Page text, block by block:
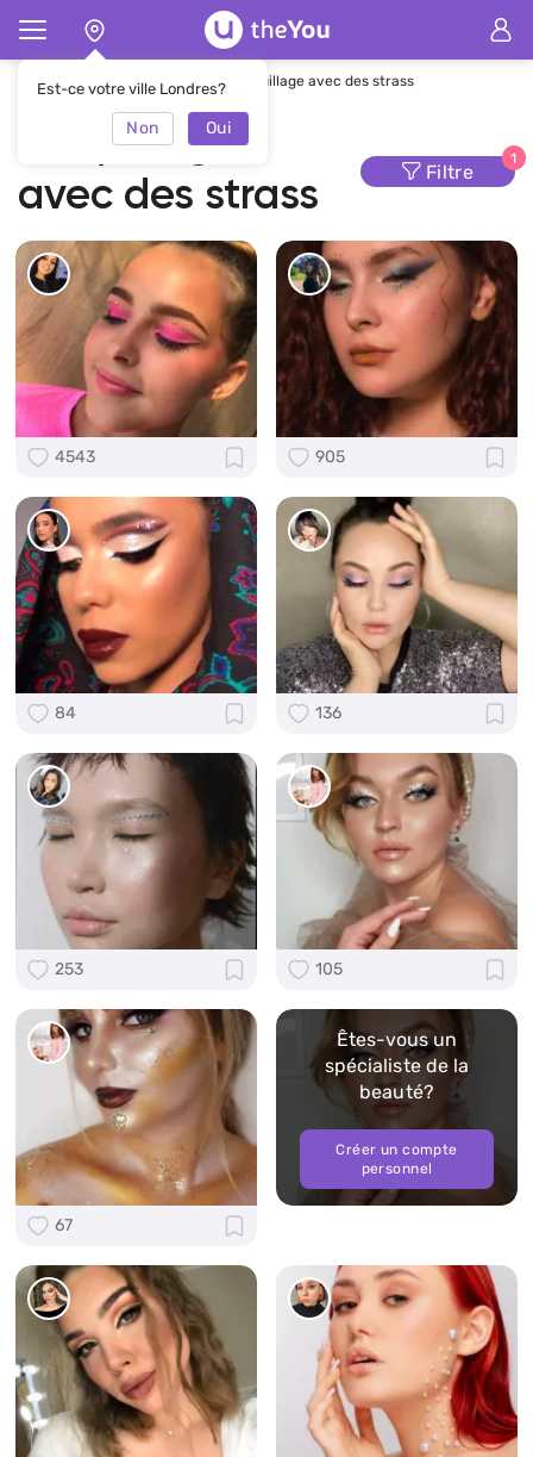
Est-ce votre ville Londres?
Non Oui
Page d'accueil Maquillage Maquillage avec des strass
Maquillage
avec des strass
Filtre
1
4543 905
84 136
253 105
67
Êtes-vous un
spécialiste de la
beauté?
Créer un compte
personnel